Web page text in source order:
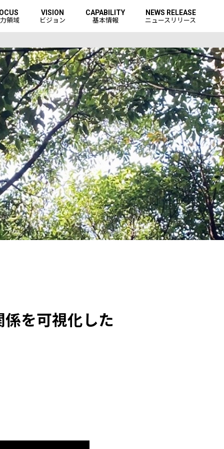
領域
VISION
ビジョン
CAPABILITY
基本情報
NEWS RELEASE
ニュースリリース
を可視化した